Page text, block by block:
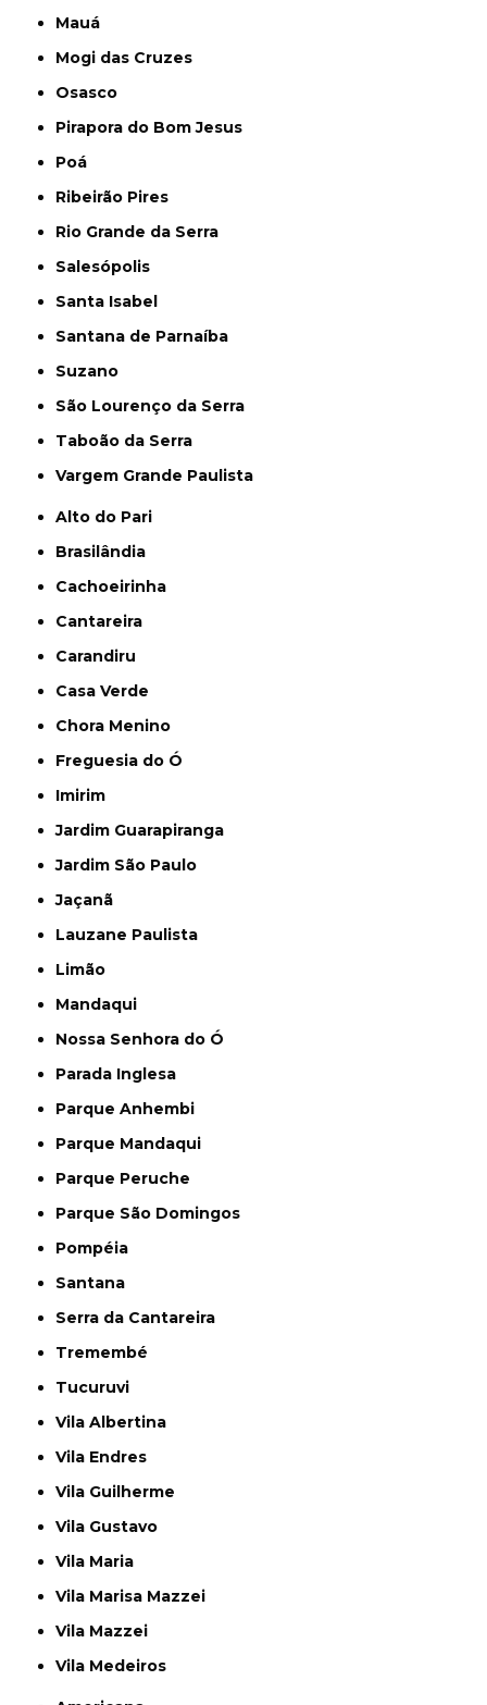
Mauá
Mogi das Cruzes
Osasco
Pirapora do Bom Jesus
Poá
Ribeirão Pires
Rio Grande da Serra
Salesópolis
Santa Isabel
Santana de Parnaíba
Suzano
São Lourenço da Serra
Taboão da Serra
Vargem Grande Paulista
Alto do Pari
Brasilândia
Cachoeirinha
Cantareira
Carandiru
Casa Verde
Chora Menino
Freguesia do Ó
Imirim
Jardim Guarapiranga
Jardim São Paulo
Jaçanã
Lauzane Paulista
Limão
Mandaqui
Nossa Senhora do Ó
Parada Inglesa
Parque Anhembi
Parque Mandaqui
Parque Peruche
Parque São Domingos
Pompéia
Santana
Serra da Cantareira
Tremembé
Tucuruvi
Vila Albertina
Vila Endres
Vila Guilherme
Vila Gustavo
Vila Maria
Vila Marisa Mazzei
Vila Mazzei
Vila Medeiros